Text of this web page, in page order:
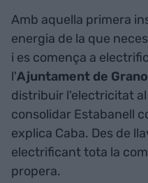
Amb aquella primera
energia de la que
i es comença a
l'Ajuntament de
distribuir l'electricitat al
consolidar Estabanell
explica Caba. Des de
electrificant tota la
propera.